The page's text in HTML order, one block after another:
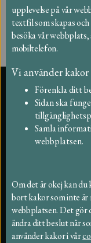
upplevelse på vår
textfil som skapas
besöka vår
mobiltelefon.
Vi använder
Förenkla ditt
Sidan ska
Samla
webbplatsen.
Om det är okej kan
bort kakor som inte är
webbplatsen. Det gör
ändra ditt beslut när
använder kakor i vår
Support
Leverantörer
Beställningar
Taxor 2026
Felanmälan och synpunkter
Vattenmätare
Öppettider
Broschyrer
Blanketter
Vatten och Avlopp